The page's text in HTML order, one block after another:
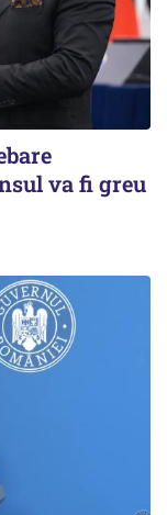
va fi greu